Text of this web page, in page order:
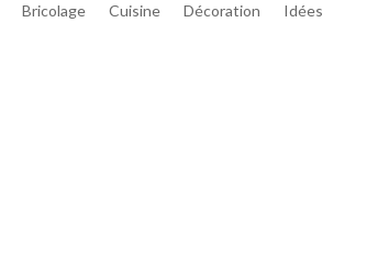
Bricolage Cuisine Décoration Idées